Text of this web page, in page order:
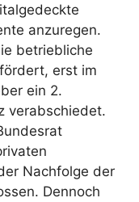
anzuregen.
betriebliche
erst im
ein 2.
verabschiedet.
Nachfolge der
Dennoch